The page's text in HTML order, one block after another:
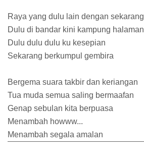
Raya yang dulu lain dengan sekarang
Dulu di bandar kini kampung halaman
Dulu dulu dulu ku kesepian
Sekarang berkumpul gembira
Bergema suara takbir dan keriangan
Tua muda semua saling bermaafan
Genap sebulan kita berpuasa
Menambah howww...
Menambah segala amalan